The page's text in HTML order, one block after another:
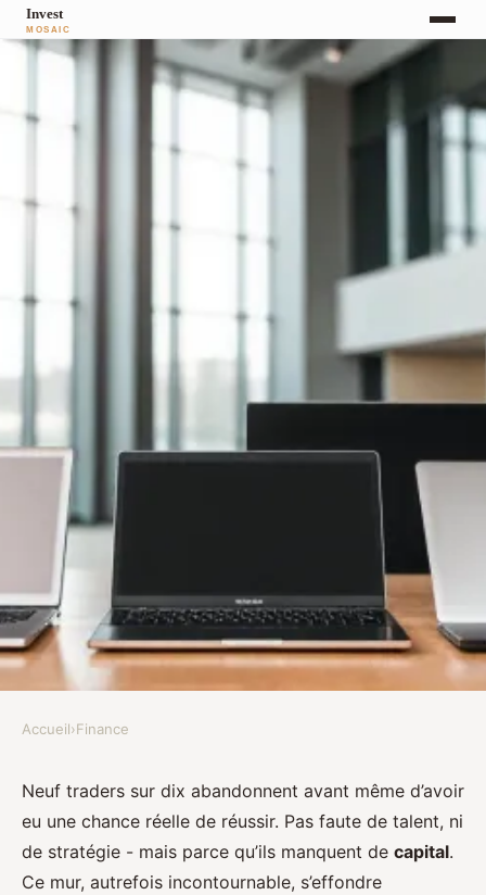
Top 5 des firmes de trading à
considérer pour 2023
Imran•16/04/2026 16:50•9 min de lecture
Accueil›Finance
Neuf traders sur dix abandonnent avant même d’avoir
eu une chance réelle de réussir. Pas faute de talent, ni
de stratégie - mais parce qu’ils manquent de capital.
Ce mur, autrefois incontournable, s’effondre